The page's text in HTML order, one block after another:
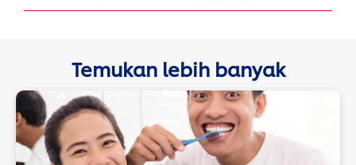
Temukan lebih banyak